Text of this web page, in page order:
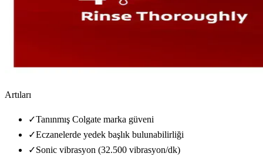
Artıları
✓Tanınmış Colgate marka güveni
✓Eczanelerde yedek başlık bulunabilirliği
✓Sonic vibrasyon (32.500 vibrasyon/dk)